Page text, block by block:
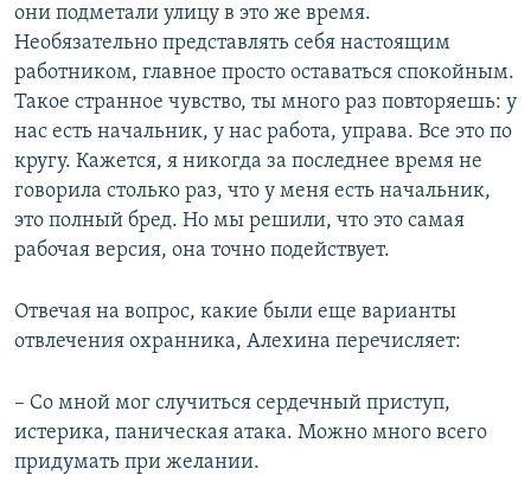
они подметали улицу в это же время.
Необязательно представлять себя настоящим
работником, главное просто оставаться спокойным.
Такое странное чувство, ты много раз повторяешь: у
нас есть начальник, у нас работа, управа. Все это по
кругу. Кажется, я никогда за последнее время не
говорила столько раз, что у меня есть начальник,
это полный бред. Но мы решили, что это самая
рабочая версия, она точно подействует.
Отвечая на вопрос, какие были еще варианты
отвлечения охранника, Алехина перечисляет:
– Со мной мог случиться сердечный приступ,
истерика, паническая атака. Можно много всего
придумать при желании.